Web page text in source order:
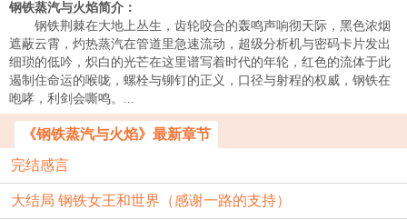
钢铁蒸汽与火焰简介：
钢铁荆棘在大地上丛生，齿轮咬合的轰鸣声响彻天际，黑色浓烟
遮蔽云霄，灼热蒸汽在管道里急速流动，超级分析机与密码卡片发出
细琐的低吟，炽白的光芒在这里谱写着时代的年轮，红色的流体于此
遏制住命运的喉咙，螺栓与铆钉的正义，口径与射程的权威，钢铁在
咆哮，利剑会嘶鸣。...
《钢铁蒸汽与火焰》最新章节
完结感言
大结局 钢铁女王和世界（感谢一路的支持）